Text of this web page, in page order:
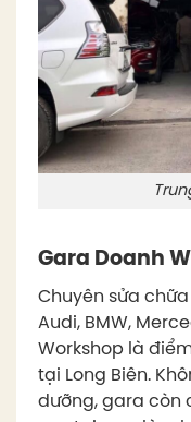
Gara Doanh
Chuyên sửa
Audi, BMW,
Workshop là
tại Long Biên.
dưỡng, gara còn